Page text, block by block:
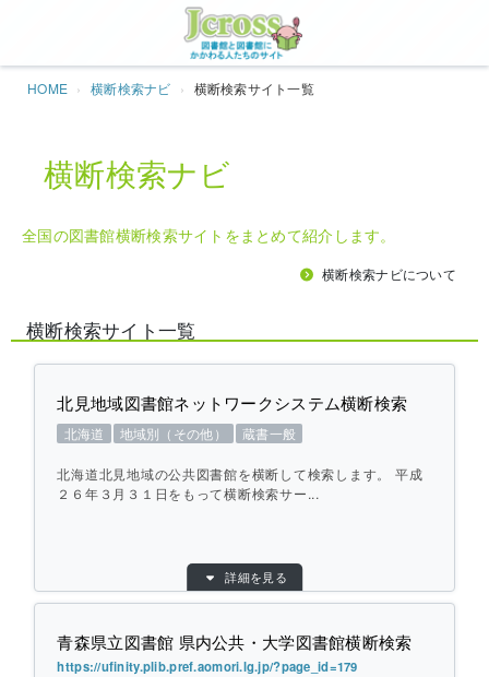
HOME 横断検索ナビ 横断検索サイト一覧
横断検索ナビ
全国の図書館横断検索サイトをまとめて紹介します。
横断検索ナビについて
横断検索サイト一覧
北見地域図書館ネットワークシステム横断検索
北海道 地域別（その他） 蔵書一般
北海道北見地域の公共図書館を横断して検索します。 平成
２６年３月３１日をもって横断検索サー...
蔵書一般
対象館数： 8
詳細を見る
青森県立図書館 県内公共・大学図書館横断検索
https://ufinity.plib.pref.aomori.lg.jp/?page_id=179